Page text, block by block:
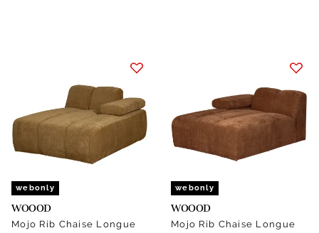
webonly
WOOOD
Mojo Rib Chaise Longue
webonly
WOOOD
Mojo Rib Chaise Longue